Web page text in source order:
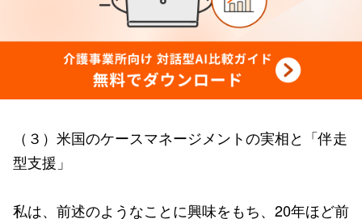
（３）米国のケースマネージメントの実相と「伴走
型支援」
私は、前述のようなことに興味をもち、20年ほど前